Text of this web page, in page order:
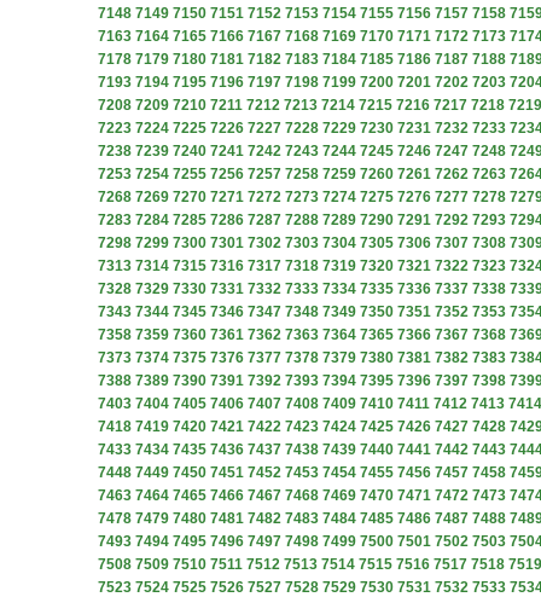
7148 7149 7150 7151 7152 7153 7154 7155 7156 7157 7158
7163 7164 7165 7166 7167 7168 7169 7170 7171 7172 7173
7178 7179 7180 7181 7182 7183 7184 7185 7186 7187 7188
7193 7194 7195 7196 7197 7198 7199 7200 7201 7202 7203
7208 7209 7210 7211 7212 7213 7214 7215 7216 7217 7218 7219
7223 7224 7225 7226 7227 7228 7229 7230 7231 7232 7233
7238 7239 7240 7241 7242 7243 7244 7245 7246 7247 7248
7253 7254 7255 7256 7257 7258 7259 7260 7261 7262 7263
7268 7269 7270 7271 7272 7273 7274 7275 7276 7277 7278
7283 7284 7285 7286 7287 7288 7289 7290 7291 7292 7293
7298 7299 7300 7301 7302 7303 7304 7305 7306 7307 7308
7313 7314 7315 7316 7317 7318 7319 7320 7321 7322 7323
7328 7329 7330 7331 7332 7333 7334 7335 7336 7337 7338
7343 7344 7345 7346 7347 7348 7349 7350 7351 7352 7353
7358 7359 7360 7361 7362 7363 7364 7365 7366 7367 7368
7373 7374 7375 7376 7377 7378 7379 7380 7381 7382 7383
7388 7389 7390 7391 7392 7393 7394 7395 7396 7397 7398
7403 7404 7405 7406 7407 7408 7409 7410 7411 7412 7413 7414
7418 7419 7420 7421 7422 7423 7424 7425 7426 7427 7428
7433 7434 7435 7436 7437 7438 7439 7440 7441 7442 7443
7448 7449 7450 7451 7452 7453 7454 7455 7456 7457 7458
7463 7464 7465 7466 7467 7468 7469 7470 7471 7472 7473
7478 7479 7480 7481 7482 7483 7484 7485 7486 7487 7488
7493 7494 7495 7496 7497 7498 7499 7500 7501 7502 7503
7508 7509 7510 7511 7512 7513 7514 7515 7516 7517 7518 7519
7523 7524 7525 7526 7527 7528 7529 7530 7531 7532 7533